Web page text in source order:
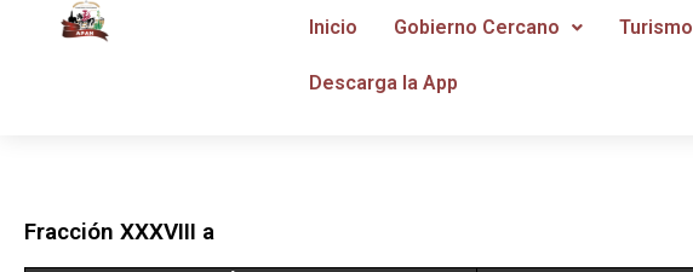
Inicio Gobierno Cercano Turismo
Descarga la App
Fracción XXXVIII a